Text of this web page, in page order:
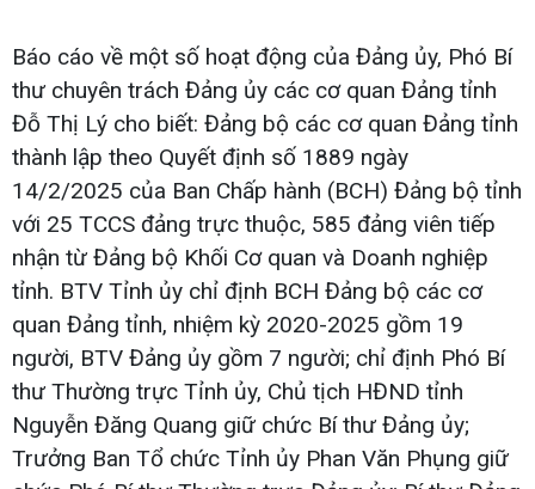
Báo cáo về một số hoạt động của Đảng ủy, Phó Bí
thư chuyên trách Đảng ủy các cơ quan Đảng tỉnh
Đỗ Thị Lý cho biết: Đảng bộ các cơ quan Đảng tỉnh
thành lập theo Quyết định số 1889 ngày
14/2/2025 của Ban Chấp hành (BCH) Đảng bộ tỉnh
với 25 TCCS đảng trực thuộc, 585 đảng viên tiếp
nhận từ Đảng bộ Khối Cơ quan và Doanh nghiệp
tỉnh. BTV Tỉnh ủy chỉ định BCH Đảng bộ các cơ
quan Đảng tỉnh, nhiệm kỳ 2020-2025 gồm 19
người, BTV Đảng ủy gồm 7 người; chỉ định Phó Bí
thư Thường trực Tỉnh ủy, Chủ tịch HĐND tỉnh
Nguyễn Đăng Quang giữ chức Bí thư Đảng ủy;
Trưởng Ban Tổ chức Tỉnh ủy Phan Văn Phụng giữ